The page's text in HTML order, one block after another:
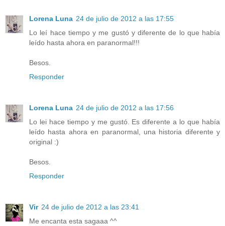
Lorena Luna 24 de julio de 2012 a las 17:55
Lo leí hace tiempo y me gustó y diferente de lo que había
leído hasta ahora en paranormal!!!
Besos.
Responder
Lorena Luna 24 de julio de 2012 a las 17:56
Lo lei hace tiempo y me gustó. Es diferente a lo que había
leído hasta ahora en paranormal, una historia diferente y
original :)
Besos.
Responder
Vir 24 de julio de 2012 a las 23:41
Me encanta esta sagaaa ^^